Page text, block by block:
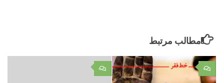
مطالب مرتبط
۰ ۰